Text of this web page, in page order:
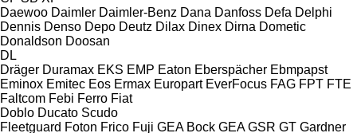
Daewoo Daimler Daimler-Benz Dana Danfoss Defa Delphi
Dennis Denso Depo Deutz Dilax Dinex Dirna Dometic
Donaldson Doosan
DL
Dräger Duramax EKS EMP Eaton Eberspächer Ebmpapst
Eminox Emitec Eos Ermax Europart EverFocus FAG FPT FTE
Faltcom Febi Ferro Fiat
Doblo Ducato Scudo
Fleetguard Foton Frico Fuji GEA Bock GEA GSR GT Gardner